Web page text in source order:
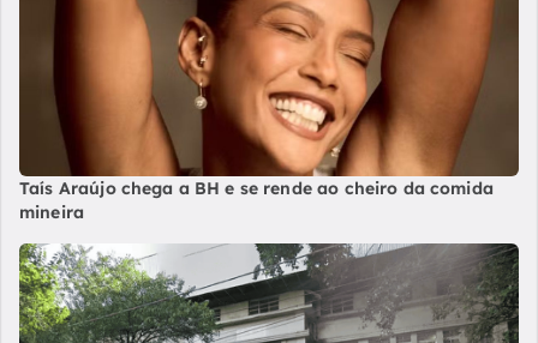
Taís Araújo chega a BH e se rende ao cheiro da comida
mineira